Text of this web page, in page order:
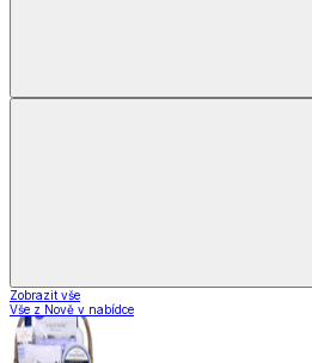
Zobrazit vše
Vše z Nově v nabídce